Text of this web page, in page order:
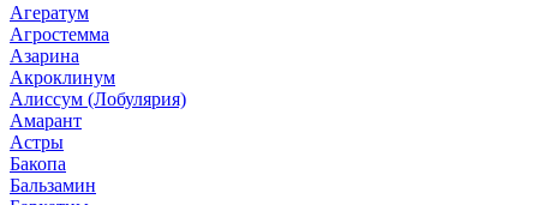
Агератум
Агростемма
Азарина
Акроклинум
Алиссум (Лобулярия)
Амарант
Астры
Бакопа
Бальзамин